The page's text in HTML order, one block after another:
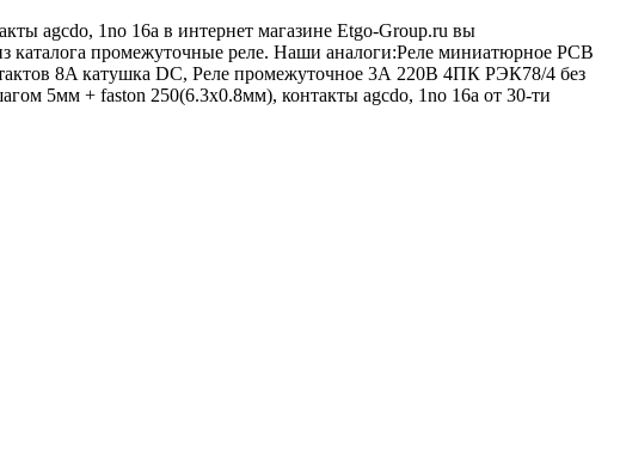
agcdo, 1no 16a в интернет магазине Etgo-Group.ru вы
каталога промежуточные реле. Наши аналоги:Реле миниатюрное PCB
8A катушка DC, Реле промежуточное 3А 220В 4ПК РЭК78/4 без
5мм + faston 250(6.3x0.8мм), контакты agcdo, 1no 16a от 30-ти